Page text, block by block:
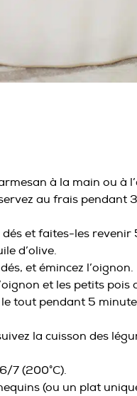
à la main ou à
au frais pendant
et faites-les revenir
d’olive.
et émincez l’oignon.
et les petits pois
tout pendant 5
la cuisson des
7 (200°C).
(ou un plat